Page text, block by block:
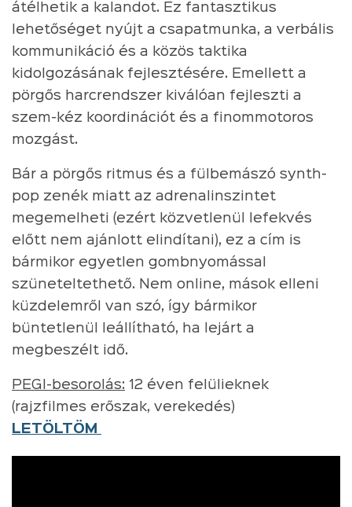
átélhetik a kalandot. Ez fantasztikus
lehetőséget nyújt a csapatmunka, a verbális
kommunikáció és a közös taktika
kidolgozásának fejlesztésére. Emellett a
pörgős harcrendszer kiválóan fejleszti a
szem-kéz koordinációt és a finommotoros
mozgást.
Bár a pörgős ritmus és a fülbemászó synth-
pop zenék miatt az adrenalinszintet
megemelheti (ezért közvetlenül lefekvés
előtt nem ajánlott elindítani), ez a cím is
bármikor egyetlen gombnyomással
szüneteltethető. Nem online, mások elleni
küzdelemről van szó, így bármikor
büntetlenül leállítható, ha lejárt a
megbeszélt idő.
PEGI-besorolás: 12 éven felülieknek
(rajzfilmes erőszak, verekedés)
LETÖLTÖM